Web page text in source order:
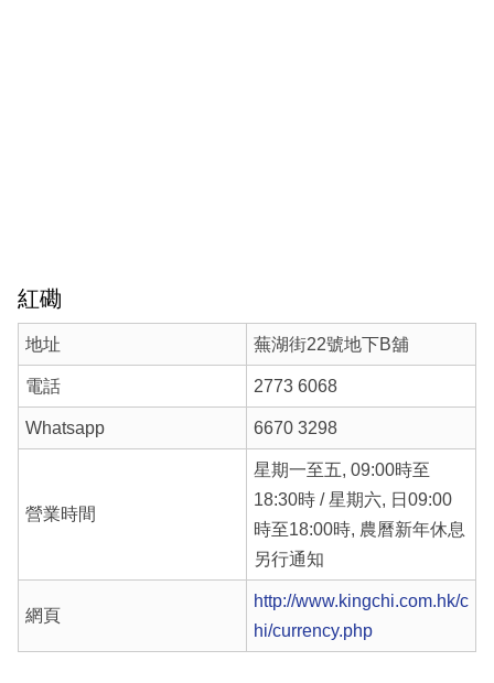
紅磡
地址 蕪湖街22號地下B舖
電話 2773 6068
Whatsapp 6670 3298
營業時間
星期一至五, 09:00時至
18:30時 / 星期六, 日09:00
時至18:00時, 農曆新年休息
另行通知
網頁
http://www.kingchi.com.hk/c
hi/currency.php